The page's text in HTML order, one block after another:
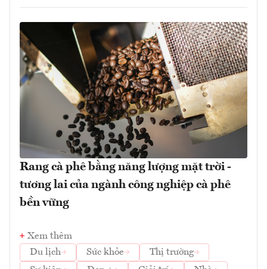
Rang cà phê bằng năng lượng mặt trời -
tương lai của ngành công nghiệp cà phê
bền vững
Xem thêm
Du lịch
Sức khỏe
Thị trường